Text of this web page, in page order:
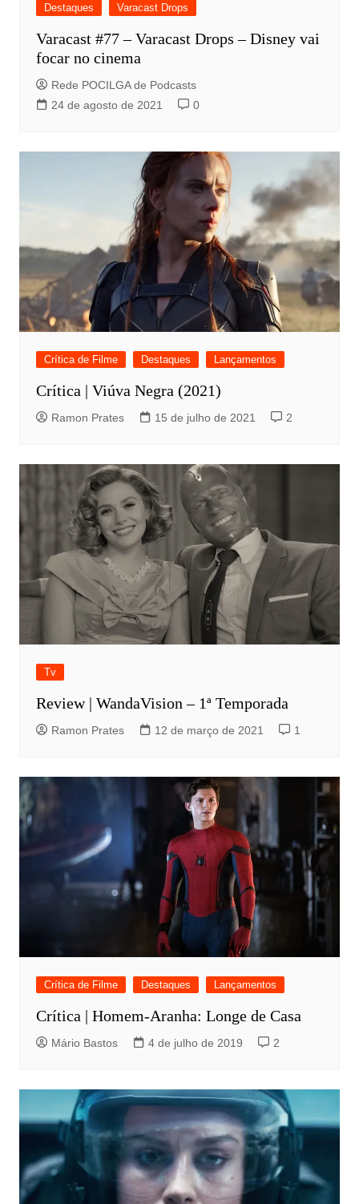
Destaques Varacast Drops
Varacast #77 – Varacast Drops – Disney vai
focar no cinema
Rede POCILGA de Podcasts
24 de agosto de 2021
0
Crítica de Filme Destaques Lançamentos
Crítica | Viúva Negra (2021)
Ramon Prates 15 de julho de 2021 2
Tv
Review | WandaVision – 1ª Temporada
Ramon Prates 12 de março de 2021 1
Crítica de Filme Destaques Lançamentos
Crítica | Homem-Aranha: Longe de Casa
Mário Bastos 4 de julho de 2019 2